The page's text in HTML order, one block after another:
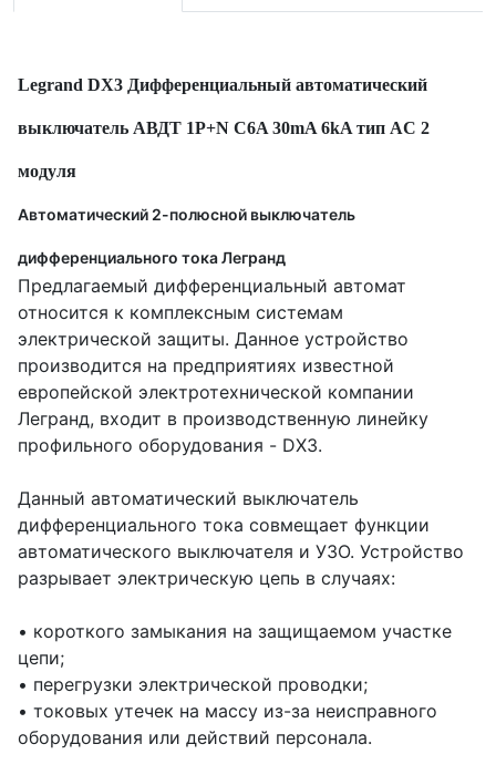
Legrand DX3 Дифференциальный автоматический
выключатель АВДТ 1P+N C6A 30mA 6kA тип AC 2
модуля
Автоматический 2-полюсной выключатель
дифференциального тока Легранд
Предлагаемый дифференциальный автомат
относится к комплексным системам
электрической защиты. Данное устройство
производится на предприятиях известной
европейской электротехнической компании
Легранд, входит в производственную линейку
профильного оборудования - DX3.
Данный автоматический выключатель
дифференциального тока совмещает функции
автоматического выключателя и УЗО. Устройство
разрывает электрическую цепь в случаях:
• короткого замыкания на защищаемом участке
цепи;
• перегрузки электрической проводки;
• токовых утечек на массу из-за неисправного
оборудования или действий персонала.